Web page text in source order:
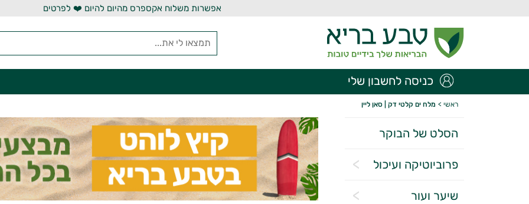
אפשרות משלוח אקספרס מהיום להיום ❤️ לפרטים
כניסה לחשבון שלי
ראשי > מלח ים קלטי דק | סאן ליין
הסלט של הבוקר
פרוביוטיקה ועיכול
שיער ועור